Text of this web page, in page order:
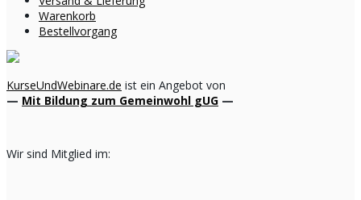
Warenkorb
Bestellvorgang
KurseUndWebinare.de ist ein Angebot von
— Mit Bildung zum Gemeinwohl gUG —
Wir sind Mitglied im: